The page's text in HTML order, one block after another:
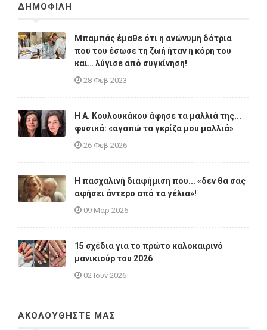
ΔΗΜΟΦΙΛΗ
Μπαμπάς έμαθε ότι η ανώνυμη δότρια
που του έσωσε τη ζωή ήταν η κόρη του
και… λύγισε από συγκίνηση!
28 Φεβ 2023
Η A. Κουλουκάκου άφησε τα μαλλιά της...
φυσικά: «αγαπώ τα γκρίζα μου μαλλιά»
26 Φεβ 2026
Η πασχαλινή διαφήμιση που... «δεν θα σας
αφήσει άντερο από τα γέλια»!
09 Μαρ 2026
15 σχέδια για το πρώτο καλοκαιρινό
μανικιούρ του 2026
02 Ιουν 2026
ΑΚΟΛΟΥΘΗΣΤΕ ΜΑΣ